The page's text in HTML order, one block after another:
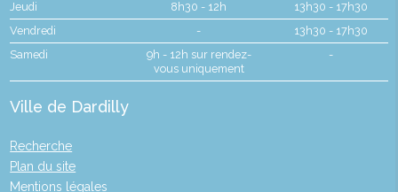
Jeudi
8h30 - 12h
13h30 - 17h30
Vendredi
-
13h30 - 17h30
Samedi
9h - 12h sur rendez-
vous uniquement
-
Ville de Dardilly
Recherche
Plan du site
Mentions légales